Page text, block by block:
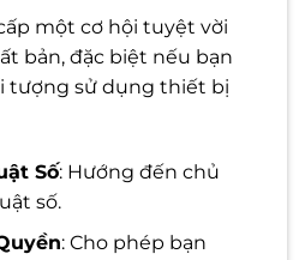
một cơ hội tuyệt vời
bản, đặc biệt nếu bạn
tượng sử dụng thiết bị
Số: Hướng đến chủ
số.
: Cho phép bạn